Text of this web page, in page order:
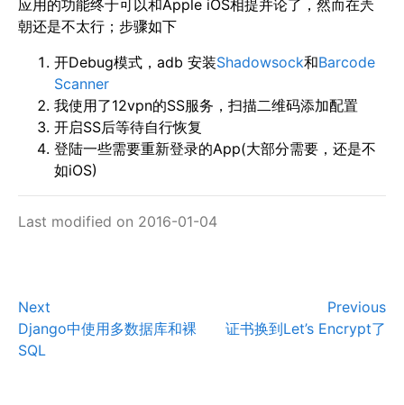
应用的功能终于可以和Apple iOS相提并论了，然而在兲
朝还是不太行；步骤如下
开Debug模式，adb 安装Shadowsock和Barcode
Scanner
我使用了12vpn的SS服务，扫描二维码添加配置
开启SS后等待自行恢复
登陆一些需要重新登录的App(大部分需要，还是不
如iOS)
Last modified on 2016-01-04
Next
Django中使用多数据库和裸
SQL
Previous
证书换到Let’s Encrypt了